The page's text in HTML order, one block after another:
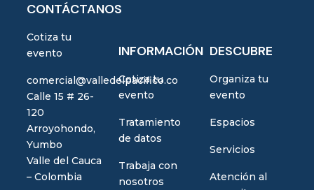
CONTÁCTANOS
Cotiza tu
evento
comercial@valledelpacifico.co
Calle 15 # 26-
120
Arroyohondo,
Yumbo
Valle del Cauca
– Colombia
INFORMACIÓN
Cotiza tu
evento
Tratamiento
de datos
Trabaja con
nosotros
DESCUBRE
Organiza tu
evento
Espacios
Servicios
Atención al